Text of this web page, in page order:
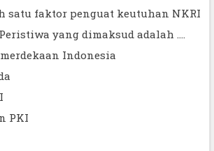
satu faktor penguat keutuhan NKRI
yang dimaksud adalah ....
Indonesia
PKI